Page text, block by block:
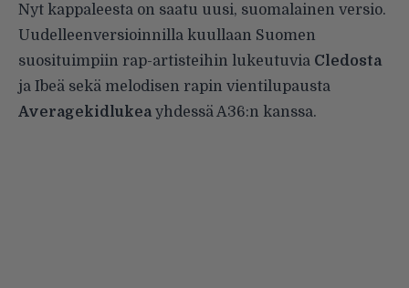
Nyt kappaleesta on saatu uusi, suomalainen versio.
Uudelleenversioinnilla kuullaan Suomen
suosituimpiin rap-artisteihin lukeutuvia Cledosta
ja Ibeä sekä melodisen rapin vientilupausta
Averagekidlukeayhdessä A36:n kanssa.